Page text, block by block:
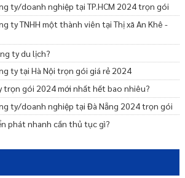
ty/doanh nghiệp tại TP.HCM 2024 trọn gói
ty TNHH một thành viên tại Thị xã An Khê -
ty du lịch?
ty tại Hà Nội trọn gói giá rẻ 2024
trọn gói 2024 mới nhất hết bao nhiêu?
ty/doanh nghiệp tại Đà Nẵng 2024 trọn gói
phát nhanh cần thủ tục gì?
nghiệp được quy định như thế nào?